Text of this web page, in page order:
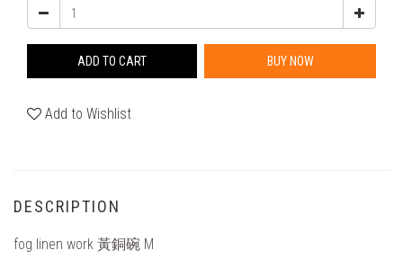
ADD TO CART BUY NOW
Add to Wishlist
DESCRIPTION
fog linen work 黃銅碗 M